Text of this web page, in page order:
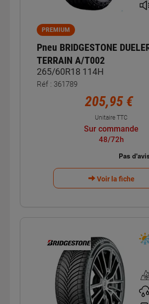
PREMIUM
Pneu BRIDGESTONE
TERRAIN A/T002
265/60R18 114H
Réf : 361789
205,95 €
Unitaire TTC
Sur commande
48/72h
Voir la fiche